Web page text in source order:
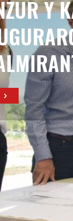
Y